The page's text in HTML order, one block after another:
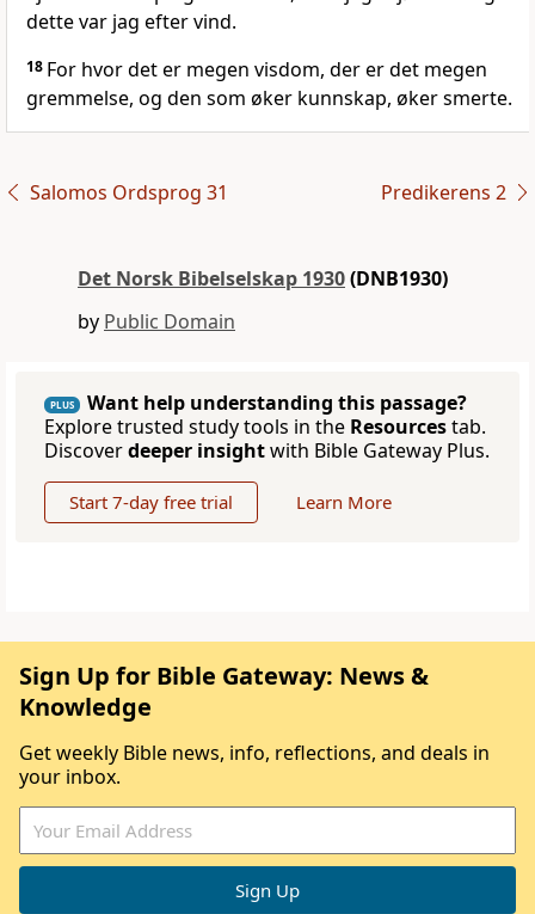
dette var jag efter vind.
18 For hvor det er megen visdom, der er det megen
gremmelse, og den som øker kunnskap, øker smerte.
Salomos Ordsprog 31 Predikerens 2
Det Norsk Bibelselskap 1930(DNB1930)
by Public Domain
PLUS
Want help understanding this passage?
Explore trusted study tools in the Resourcestab.
Discoverdeeper insightwith Bible Gateway Plus.
Start 7-day free trial Learn More
Sign Up for Bible Gateway: News &
Knowledge
Get weekly Bible news, info, reflections, and deals in
your inbox.